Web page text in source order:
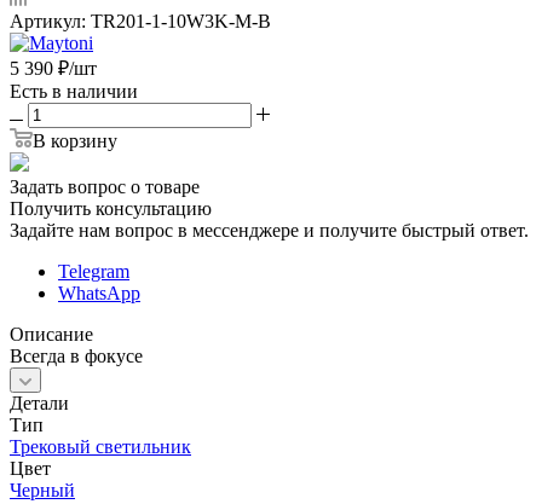
Артикул: TR201-1-10W3K-M-B
5 390 ₽/шт
Есть в наличии
В корзину
Задать вопрос о товаре
Получить консультацию
Задайте нам вопрос в мессенджере и получите быстрый ответ.
Telegram
WhatsApp
Описание
Всегда в фокусе
Детали
Тип
Трековый светильник
Цвет
Черный